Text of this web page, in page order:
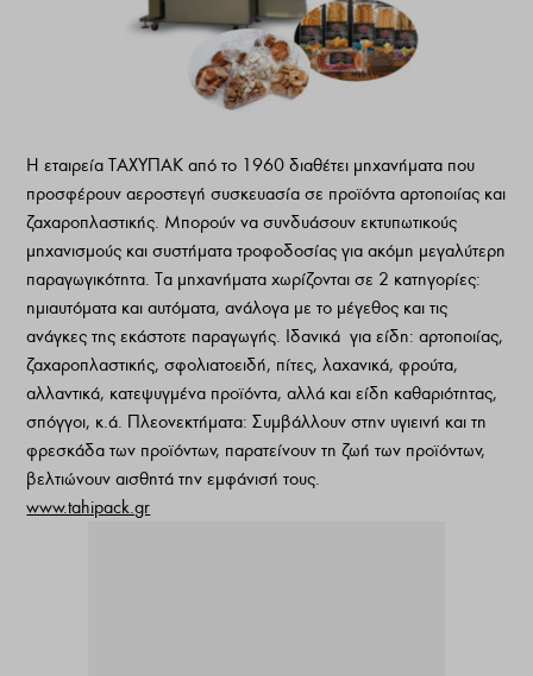
Η εταιρεία ΤΑΧΥΠΑΚ από το 1960 διαθέτει μηχανήματα που
προσφέρουν αεροστεγή συσκευασία σε προϊόντα αρτοποιίας και
ζαχαροπλαστικής. Μπορούν να συνδυάσουν εκτυπωτικούς
μηχανισμούς και συστήματα τροφοδοσίας για ακόμη μεγαλύτερη
παραγωγικότητα. Τα μηχανήματα χωρίζονται σε 2 κατηγορίες:
ημιαυτόματα και αυτόματα, ανάλογα με το μέγεθος και τις
ανάγκες της εκάστοτε παραγωγής. Ιδανικά για είδη: αρτοποιίας,
ζαχαροπλαστικής, σφολιατοειδή, πίτες, λαχανικά, φρούτα,
αλλαντικά, κατεψυγμένα προϊόντα, αλλά και είδη καθαριότητας,
σπόγγοι, κ.ά. Πλεονεκτήματα: Συμβάλλουν στην υγιεινή και τη
φρεσκάδα των προϊόντων, παρατείνουν τη ζωή των προϊόντων,
βελτιώνουν αισθητά την εμφάνισή τους.
www.tahipack.gr